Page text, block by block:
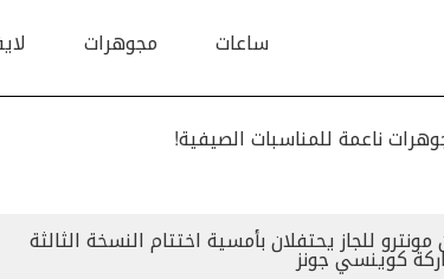
ساعات مجوهرات
ناعمة للمناسبات الصيفية!
للجاز يحتفلان بأمسية اختتام النسخة الثالثة
كوينسي جونز